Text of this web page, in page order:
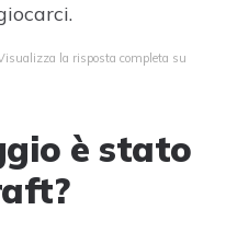
la risposta completa su
è stato